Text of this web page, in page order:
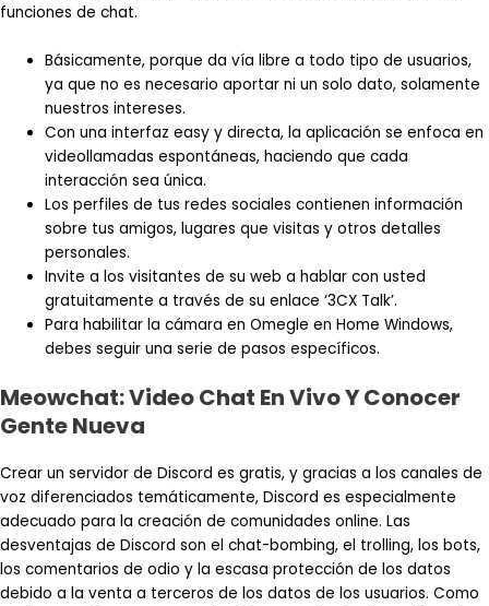
funciones de chat.
Básicamente, porque da vía libre a todo tipo de usuarios,
ya que no es necesario aportar ni un solo dato, solamente
nuestros intereses.
Con una interfaz easy y directa, la aplicación se enfoca en
videollamadas espontáneas, haciendo que cada
interacción sea única.
Los perfiles de tus redes sociales contienen información
sobre tus amigos, lugares que visitas y otros detalles
personales.
Invite a los visitantes de su web a hablar con usted
gratuitamente a través de su enlace ‘3CX Talk’.
Para habilitar la cámara en Omegle en Home Windows,
debes seguir una serie de pasos específicos.
Meowchat: Video Chat En Vivo Y Conocer
Gente Nueva
Crear un servidor de Discord es gratis, y gracias a los canales de
voz diferenciados temáticamente, Discord es especialmente
adecuado para la creación de comunidades online. Las
desventajas de Discord son el chat-bombing, el trolling, los bots,
los comentarios de odio y la escasa protección de los datos
debido a la venta a terceros de los datos de los usuarios. Como